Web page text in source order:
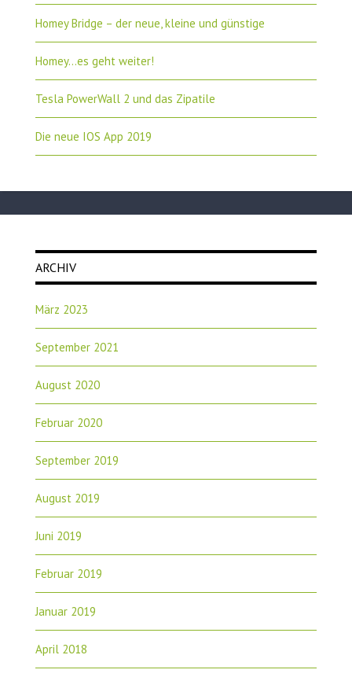
Homey Bridge – der neue, kleine und günstige
Homey…es geht weiter!
Tesla PowerWall 2 und das Zipatile
Die neue IOS App 2019
ARCHIV
März 2023
September 2021
August 2020
Februar 2020
September 2019
August 2019
Juni 2019
Februar 2019
Januar 2019
April 2018